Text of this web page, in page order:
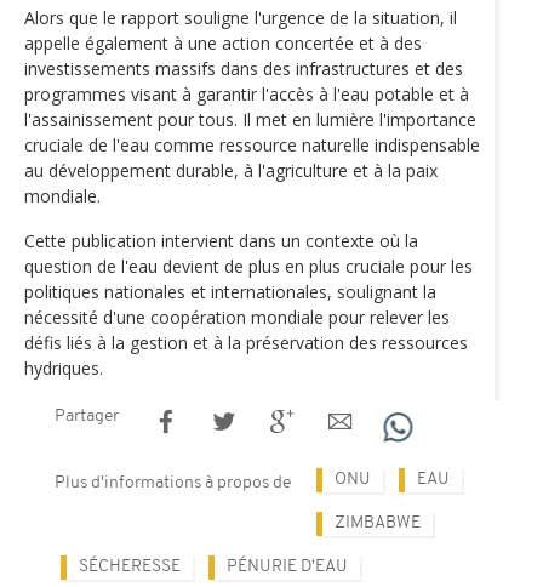
Alors que le rapport souligne l'urgence de la situation, il
appelle également à une action concertée et à des
investissements massifs dans des infrastructures et des
programmes visant à garantir l'accès à l'eau potable et à
l'assainissement pour tous. Il met en lumière l'importance
cruciale de l'eau comme ressource naturelle indispensable
au développement durable, à l'agriculture et à la paix
mondiale.
Cette publication intervient dans un contexte où la
question de l'eau devient de plus en plus cruciale pour les
politiques nationales et internationales, soulignant la
nécessité d'une coopération mondiale pour relever les
défis liés à la gestion et à la préservation des ressources
hydriques.
Partager
Plus d'informations à propos de ONU EAU
ZIMBABWE
SÉCHERESSE PÉNURIE D'EAU